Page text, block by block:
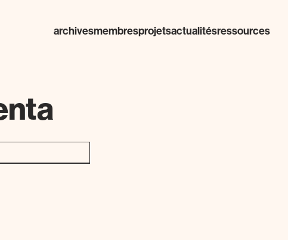
archivesmembresprojetsactualitésressources